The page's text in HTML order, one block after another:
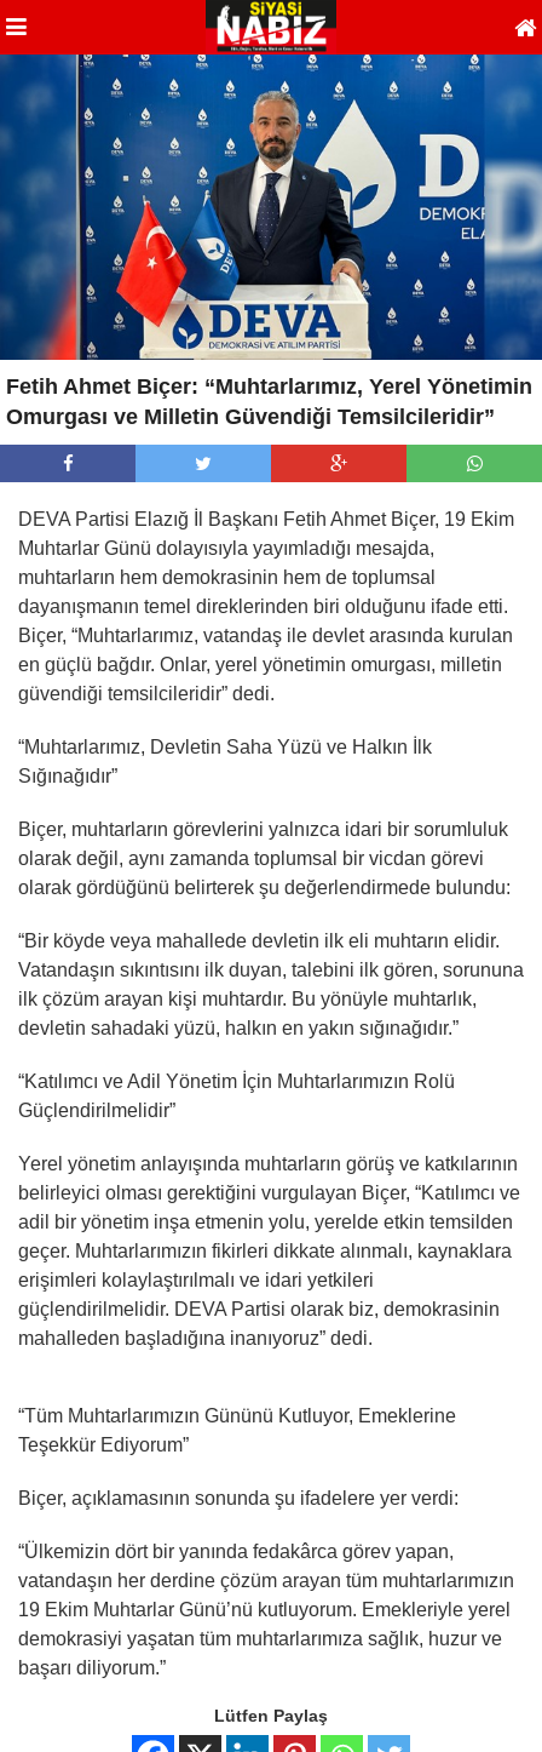
Fetih Ahmet Biçer: “Muhtarlarımız, Yerel Yönetimin
Omurgası ve Milletin Güvendiği Temsilcileridir”
DEVA Partisi Elazığ İl Başkanı Fetih Ahmet Biçer, 19 Ekim
Muhtarlar Günü dolayısıyla yayımladığı mesajda,
muhtarların hem demokrasinin hem de toplumsal
dayanışmanın temel direklerinden biri olduğunu ifade etti.
Biçer, “Muhtarlarımız, vatandaş ile devlet arasında kurulan
en güçlü bağdır. Onlar, yerel yönetimin omurgası, milletin
güvendiği temsilcileridir” dedi.
“Muhtarlarımız, Devletin Saha Yüzü ve Halkın İlk
Sığınağıdır”
Biçer, muhtarların görevlerini yalnızca idari bir sorumluluk
olarak değil, aynı zamanda toplumsal bir vicdan görevi
olarak gördüğünü belirterek şu değerlendirmede bulundu:
“Bir köyde veya mahallede devletin ilk eli muhtarın elidir.
Vatandaşın sıkıntısını ilk duyan, talebini ilk gören, sorununa
ilk çözüm arayan kişi muhtardır. Bu yönüyle muhtarlık,
devletin sahadaki yüzü, halkın en yakın sığınağıdır.”
“Katılımcı ve Adil Yönetim İçin Muhtarlarımızın Rolü
Güçlendirilmelidir”
Yerel yönetim anlayışında muhtarların görüş ve katkılarının
belirleyici olması gerektiğini vurgulayan Biçer, “Katılımcı ve
adil bir yönetim inşa etmenin yolu, yerelde etkin temsilden
geçer. Muhtarlarımızın fikirleri dikkate alınmalı, kaynaklara
erişimleri kolaylaştırılmalı ve idari yetkileri
güçlendirilmelidir. DEVA Partisi olarak biz, demokrasinin
mahalleden başladığına inanıyoruz” dedi.
“Tüm Muhtarlarımızın Gününü Kutluyor, Emeklerine
Teşekkür Ediyorum”
Biçer, açıklamasının sonunda şu ifadelere yer verdi:
“Ülkemizin dört bir yanında fedakârca görev yapan,
vatandaşın her derdine çözüm arayan tüm muhtarlarımızın
19 Ekim Muhtarlar Günü’nü kutluyorum. Emekleriyle yerel
demokrasiyi yaşatan tüm muhtarlarımıza sağlık, huzur ve
başarı diliyorum.”
Lütfen Paylaş